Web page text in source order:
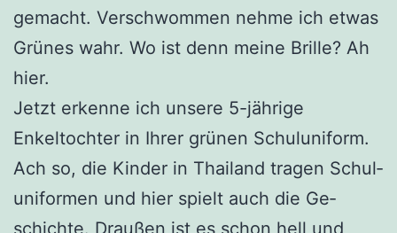
gemacht. Verschwommen neh­me ich etwas
Grünes wahr. Wo ist denn meine Brille? Ah
hier.
Jetzt erkenne ich unsere 5-jährige
Enkeltochter in Ihrer grünen Schuluniform.
Ach so, die Kinder in Thailand tragen Schul­
uniformen und hier spielt auch die Ge­